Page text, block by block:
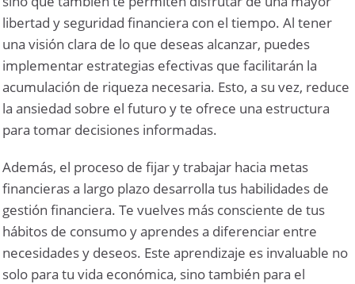
libertad y seguridad financiera con el tiempo. Al tener
una visión clara de lo que deseas alcanzar, puedes
implementar estrategias efectivas que facilitarán la
acumulación de riqueza necesaria. Esto, a su vez, reduce
la ansiedad sobre el futuro y te ofrece una estructura
para tomar decisiones informadas.
Además, el proceso de fijar y trabajar hacia metas
financieras a largo plazo desarrolla tus habilidades de
gestión financiera. Te vuelves más consciente de tus
hábitos de consumo y aprendes a diferenciar entre
necesidades y deseos. Este aprendizaje es invaluable no
solo para tu vida económica, sino también para el